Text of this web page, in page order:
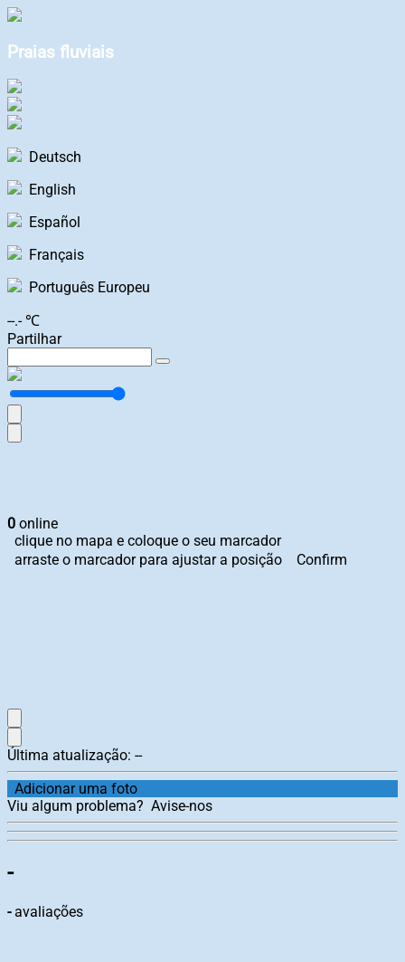
Praias fluviais
Deutsch
English
Español
Français
Português Europeu
--.- ℃
Partilhar
0 online
clique no mapa e coloque o seu marcador
arraste o marcador para ajustar a posição
Confirm
Última atualização: --
Adicionar uma foto
Viu algum problema? Avise-nos
-
-avaliações